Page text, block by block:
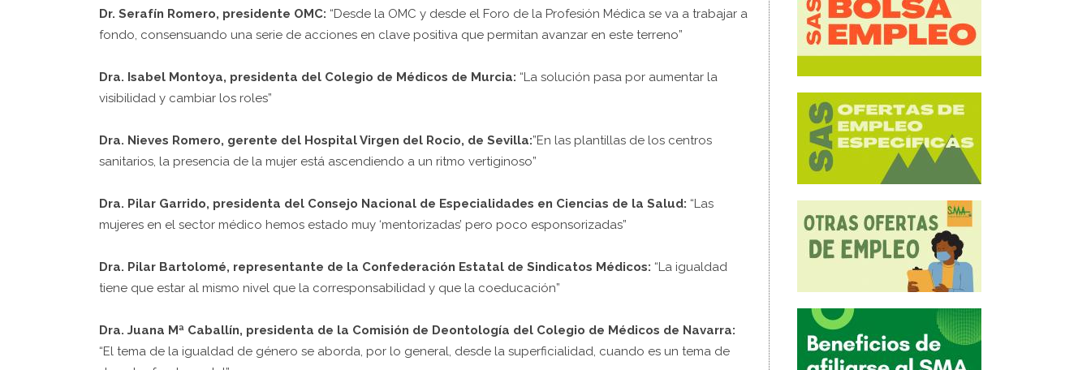
Dr. Serafín Romero, presidente OMC: “Desde la OMC y desde el Foro de la Profesión Médica se va a trabajar a
fondo, consensuando una serie de acciones en clave positiva que permitan avanzar en este terreno”
Dra. Isabel Montoya, presidenta del Colegio de Médicos de Murcia: “La solución pasa por aumentar la
visibilidad y cambiar los roles”
Dra. Nieves Romero, gerente del Hospital Virgen del Rocio, de Sevilla:”En las plantillas de los centros
sanitarios, la presencia de la mujer está ascendiendo a un ritmo vertiginoso”
Dra. Pilar Garrido, presidenta del Consejo Nacional de Especialidades en Ciencias de la Salud: “Las
mujeres en el sector médico hemos estado muy ‘mentorizadas’ pero poco esponsorizadas”
Dra. Pilar Bartolomé, representante de la Confederación Estatal de Sindicatos Médicos: “La igualdad
tiene que estar al mismo nivel que la corresponsabilidad y que la coeducación”
Dra. Juana Mª Caballín, presidenta de la Comisión de Deontología del Colegio de Médicos de Navarra:
“El tema de la igualdad de género se aborda, por lo general, desde la superficialidad, cuando es un tema de